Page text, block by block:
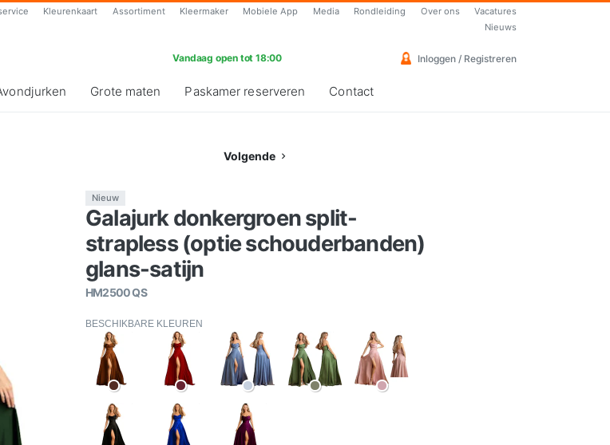
Kleurenkaart Assortiment Kleermaker Mobiele App Media Rondleiding Over ons
Vacatures
Nieuws
Vandaag open tot 18:00 Inloggen / Registreren
Grote maten Paskamer reserveren Contact
Volgende
Nieuw
Galajurk donkergroen split-
strapless (optie schouderbanden)
glans-satijn
HM2500 QS
BESCHIKBARE KLEUREN